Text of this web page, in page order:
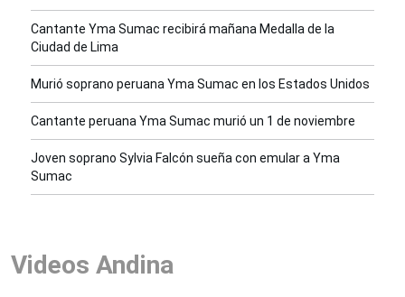
Cantante Yma Sumac recibirá mañana Medalla de la
Ciudad de Lima
Murió soprano peruana Yma Sumac en los Estados Unidos
Cantante peruana Yma Sumac murió un 1 de noviembre
Joven soprano Sylvia Falcón sueña con emular a Yma
Sumac
Videos Andina